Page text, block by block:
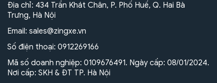
Địa chỉ: 434 Trần Khát Chân, P. Phố Huế, Q. Hai Bà
Trưng, Hà Nội
Email: sales@zingxe.vn
Số điện thoại: 0912269166
Mã số doanh nghiệp: 0109676491. Ngày cấp: 08/01/2024.
Nơi cấp: SKH & ĐT TP. Hà Nội